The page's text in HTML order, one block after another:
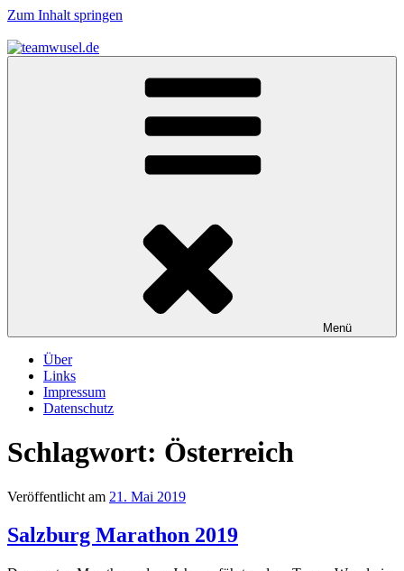
Zum Inhalt springen
Menü
Über
Links
Impressum
Datenschutz
Schlagwort: Österreich
Veröffentlicht am 21. Mai 2019
Salzburg Marathon 2019